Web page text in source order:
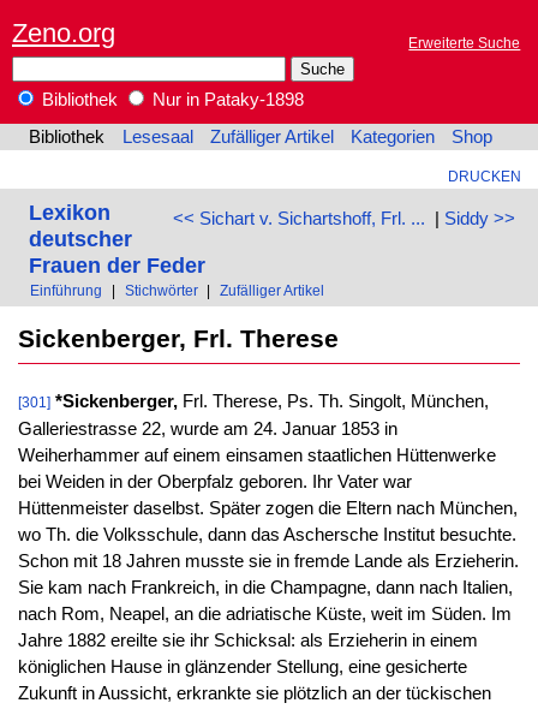
Zeno.org Erweiterte Suche
Bibliothek
Nur in Pataky-1898
Bibliothek
Lesesaal Zufälliger Artikel Kategorien Shop
DRUCKEN
<< Sichart v. Sichartshoff, Frl. ... | Siddy >>
Lexikon
deutscher
Frauen der Feder
Einführung Stichwörter Zufälliger Artikel
Sickenberger, Frl. Therese
[301] *Sickenberger,Frl. Therese, Ps. Th. Singolt, München,
Galleriestrasse 22, wurde am 24. Januar 1853 in
Weiherhammer auf einem einsamen staatlichen Hüttenwerke
bei Weiden in der Oberpfalz geboren. Ihr Vater war
Hüttenmeister daselbst. Später zogen die Eltern nach München,
wo Th. die Volksschule, dann das Aschersche Institut besuchte.
Schon mit 18 Jahren musste sie in fremde Lande als Erzieherin.
Sie kam nach Frankreich, in die Champagne, dann nach Italien,
nach Rom, Neapel, an die adriatische Küste, weit im Süden. Im
Jahre 1882 ereilte sie ihr Schicksal: als Erzieherin in einem
königlichen Hause in glänzender Stellung, eine gesicherte
Zukunft in Aussicht, erkrankte sie plötzlich an der tückischen